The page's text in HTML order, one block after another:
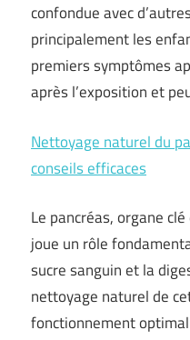
confondue avec
principalement les
premiers symptômes
après l’exposition et
Nettoyage naturel du
conseils efficaces
Le pancréas, organe
joue un rôle
sucre sanguin et la
nettoyage naturel de
fonctionnement